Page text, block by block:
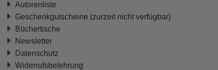
Autorenliste
Geschenkgutscheine (zurzeit nicht verfügbar)
Büchertische
Newsletter
Datenschutz
Widerrufsbelehrung